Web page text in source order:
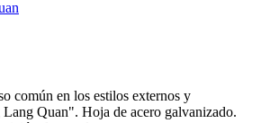
común en los estilos externos y
Lang Quan". Hoja de acero galvanizado.